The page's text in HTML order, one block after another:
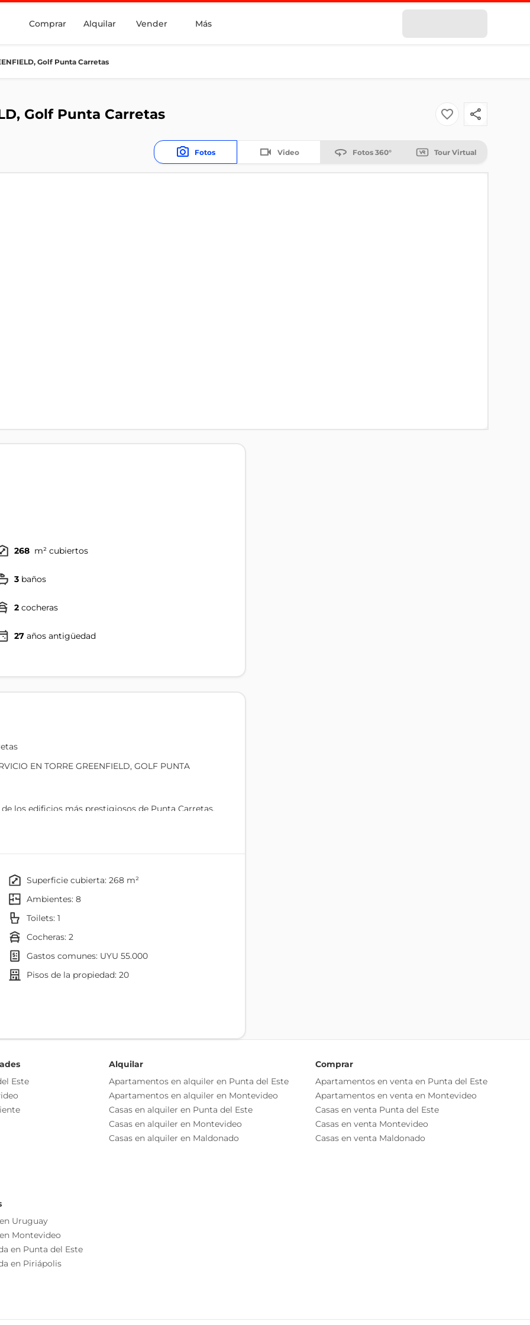
Comprar Alquilar Vender Más
Golf Punta Carretas
Golf Punta Carretas
Fotos Video Fotos 360° Tour Virtual
268 m² cubiertos
3 baños
2 cocheras
27 años antigüedad
EN TORRE GREENFIELD, GOLF PUNTA
los edificios más prestigiosos de Punta Carretas,
quienes buscan un espacio de alta gama con
20 pisos
espacio
superficie cubierta: 268 m²
ambientes: 8
toilets: 1
cocheras: 2
gastos comunes: UYU 55.000
pisos de la propiedad: 20
Internet
Portón Automático
Comedor
Jardín
Cocina
Este
Uruguay
Montevideo
en Punta del Este
en Piriápolis
Alquilar
Apartamentos en alquiler en Punta del Este
Apartamentos en alquiler en Montevideo
Casas en alquiler en Punta del Este
Casas en alquiler en Montevideo
Casas en alquiler en Maldonado
Comprar
Apartamentos en venta en Punta del Este
Apartamentos en venta en Montevideo
Casas en venta Punta del Este
Casas en venta Montevideo
Casas en venta Maldonado